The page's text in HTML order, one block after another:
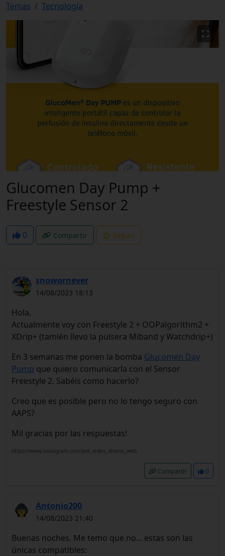
Temas Tecnología
Glucomen Day Pump +
Freestyle Sensor 2
0 Compartir Seguir
snowornever
14/08/2023 18:13
Hola,
Actualmente voy con Freestyle 2 + OOPalgorithm2 +
XDrip+ (tamién llevo la pulsera Miband y Watchdrip+)
En 3 semanas me ponen la bomba Glucomen Day
Pump que quiero comunicarla con el Sensor
Freestyle 2. Sabéis como hacerlo?
Creo que es posible pero no lo tengo seguro con
AAPS?
Mil gracias por las respuestas!
https://www.instagram.com/pol_video_diseno_web
Compartir 0
Antonio200
14/08/2023 21:40
Buenas noches. Me temo que no... estas son las
únicas compatibles: